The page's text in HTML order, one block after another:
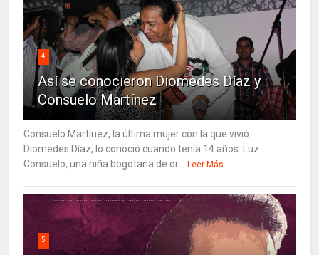
4
Así se conocieron Diomedes Díaz y
Consuelo Martínez
Consuelo Martínez, la última mujer con la que vivió
Diomedes Díaz, lo conoció cuando tenía 14 años. Luz
Consuelo, una niña bogotana de or...
Leer Más
5